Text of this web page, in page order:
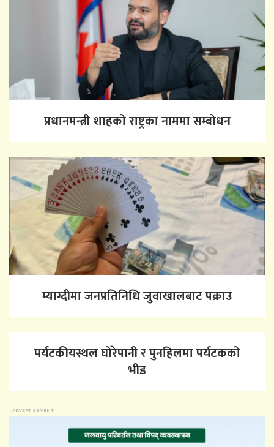
प्रधानमन्त्री शाहको राष्ट्रका नाममा सम्बोधन
म्याग्दीमा जनप्रतिनिधि जुवाखालबाट पक्राउ
पर्यटकीयस्थल घोरेपानी र पुनहिलमा पर्यटकको
भीड